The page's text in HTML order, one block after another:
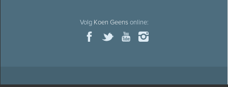
Volg Koen Geensonline: